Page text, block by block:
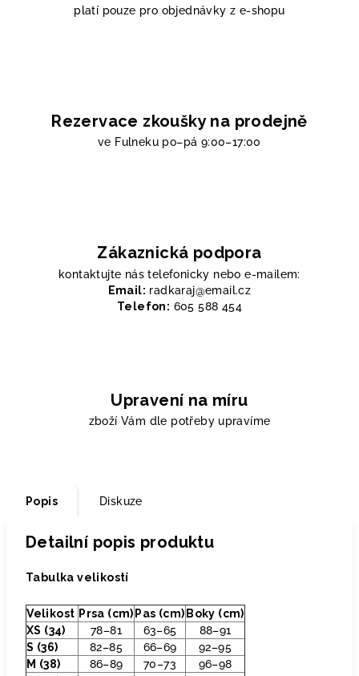
platí pouze pro objednávky z e-shopu
Rezervace zkoušky na prodejně
ve Fulneku po–pá 9:00–17:00
Zákaznická podpora
kontaktujte nás telefonicky nebo e-mailem:
Email: radkaraj@email.cz
Telefon: 605 588 454
Upravení na míru
zboží Vám dle potřeby upravíme
Popis Diskuze
Detailní popis produktu
Tabulka velikostí
Velikost Prsa (cm) Pas (cm) Boky (cm)
XS (34)
78–81 63–65
88–91
S (36)
82–85 66–69
92–95
M (38)
86–89 70–73
96–98